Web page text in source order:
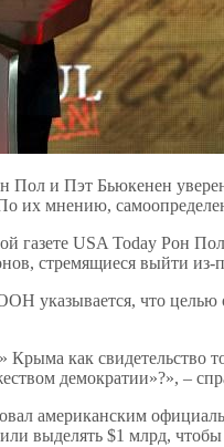
и Пэт Бьюкенен
мнению,
газете USA Today Рон
стремящиеся выйти
указывается, что
как свидетельство
демократии»?», –
американским
выделять $1 млрд,